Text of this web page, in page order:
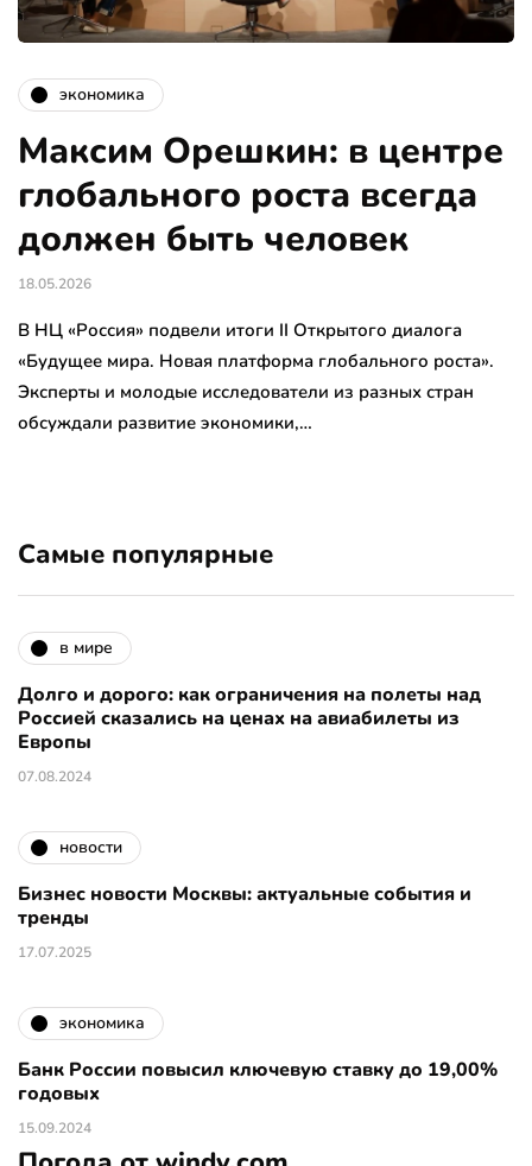
экономика
Максим Орешкин: в центре
глобального роста всегда
должен быть человек
18.05.2026
В НЦ «Россия» подвели итоги II Открытого диалога
«Будущее мира. Новая платформа глобального роста».
Эксперты и молодые исследователи из разных стран
обсуждали развитие экономики,…
Самые популярные
в мире
Долго и дорого: как ограничения на полеты над
Россией сказались на ценах на авиабилеты из
Европы
07.08.2024
новости
Бизнес новости Москвы: актуальные события и
тренды
17.07.2025
экономика
Банк России повысил ключевую ставку до 19,00%
годовых
15.09.2024